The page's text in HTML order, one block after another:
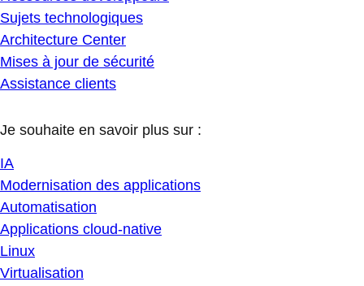
Sujets technologiques
Architecture Center
Mises à jour de sécurité
Assistance clients
Je souhaite en savoir plus sur :
IA
Modernisation des applications
Automatisation
Applications cloud-native
Linux
Virtualisation